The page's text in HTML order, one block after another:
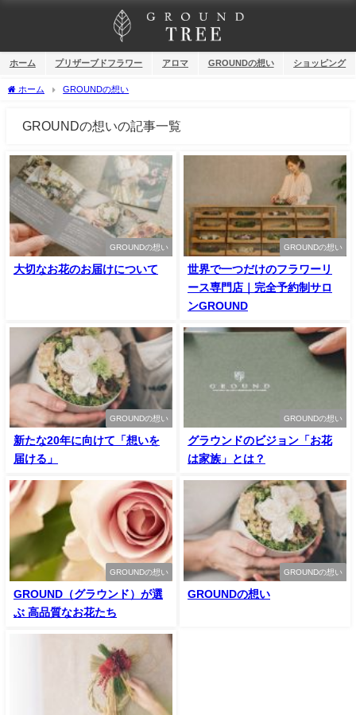
ホーム プリザーブドフラワー アロマ GROUNDの想い ショッピング
ホーム GROUNDの想い
GROUNDの想いの記事一覧
GROUNDの想い
大切なお花のお届けについて
GROUNDの想い
世界で一つだけのフラワーリ
ース専門店｜完全予約制サロ
ンGROUND
GROUNDの想い
新たな20年に向けて「想いを
届ける」
GROUNDの想い
グラウンドのビジョン「お花
は家族」とは？
GROUNDの想い
GROUND（グラウンド）が選
ぶ 高品質なお花たち
GROUNDの想い
GROUNDの想い